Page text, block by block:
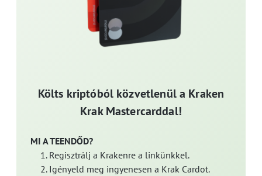
Költs kriptóból közvetlenül a Kraken
Krak Mastercarddal!
MI A TEENDŐD?
Regisztrálj a Krakenre a linkünkkel.
Igényeld meg ingyenesen a Krak Cardot.